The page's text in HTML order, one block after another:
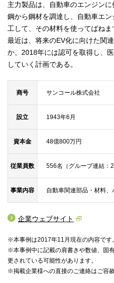
主力製品は、自動車のエンジン
鋼から鋼材を調達し、自動車エ
工して、その材料を使ってばねま
最近は、将来のEV化に向けた関
か、2018年には認可を取得し、
していく計画である。
商号 サンコール株式会社
設立 1943年6月
資本金 48億800万円
従業員数 556名（グループ連結：
事業内容 自動車関連部品・材料
企業ウェブサイト
※本事例は2017年11月現在の内容です。
※本事例中に記載の肩書きや数値、固
更されている可能性があります。
※掲載企業様への直接のご連絡はご容赦